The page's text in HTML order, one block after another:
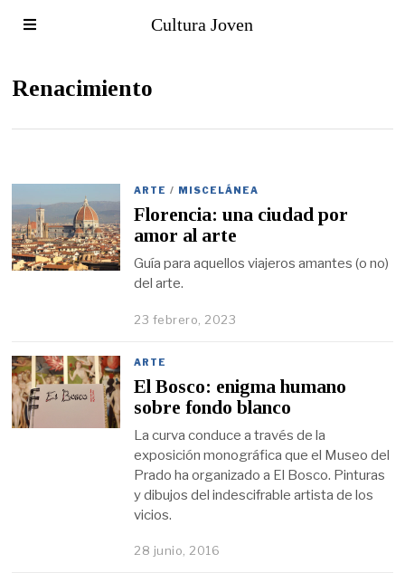
Cultura Joven
Renacimiento
ARTE / MISCELÁNEA
Florencia: una ciudad por
amor al arte
Guía para aquellos viajeros amantes (o no)
del arte.
23 febrero, 2023
ARTE
El Bosco: enigma humano
sobre fondo blanco
La curva conduce a través de la
exposición monográfica que el Museo del
Prado ha organizado a El Bosco. Pinturas
y dibujos del indescifrable artista de los
vicios.
28 junio, 2016